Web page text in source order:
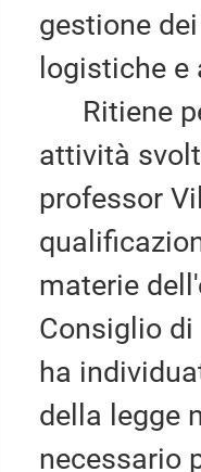
gestione
logistiche
Ritiene
attività
professor
materie
Consiglio
ha
della legge
necessario